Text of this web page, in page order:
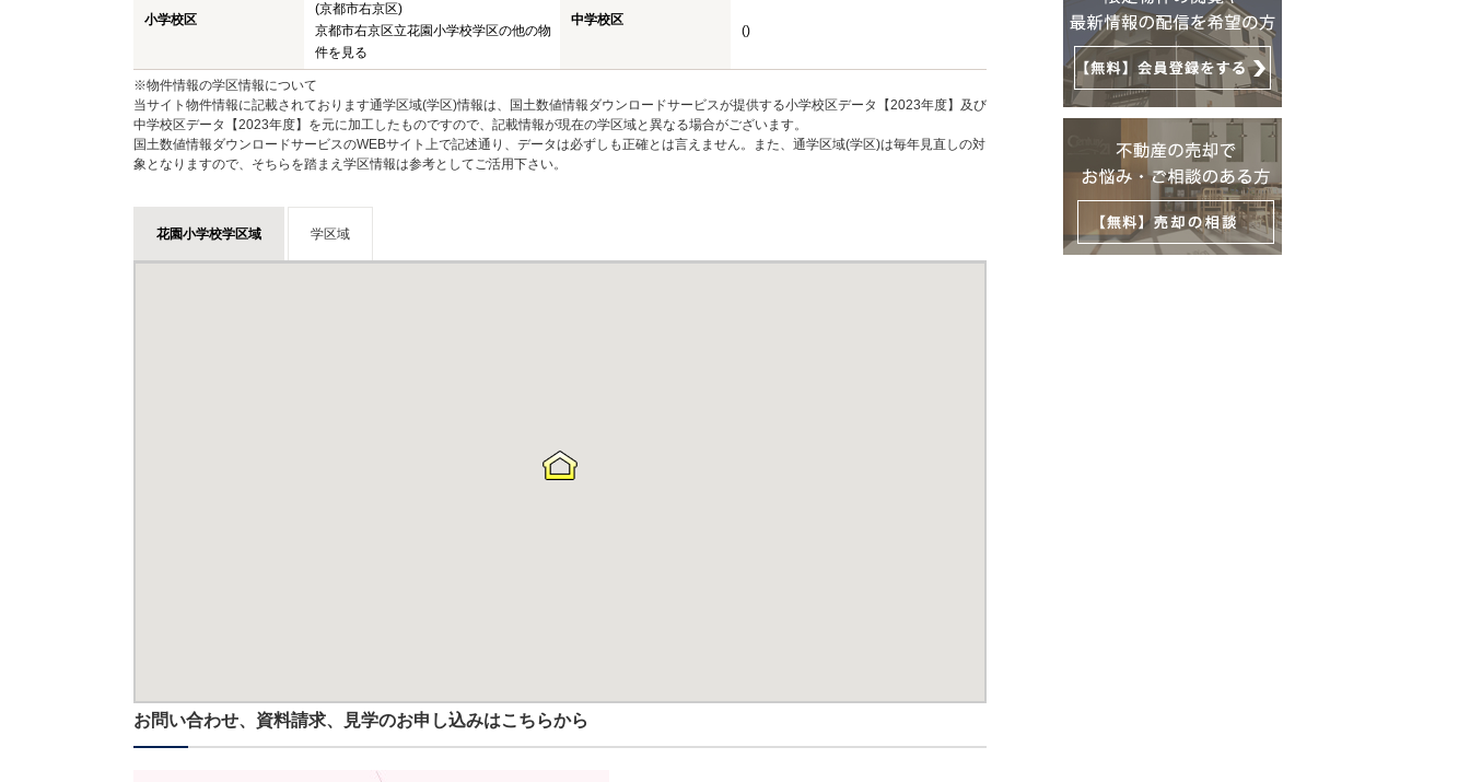
小学校区
(京都市右京区)
京都市右京区立花園小学校学区の他の物
件を見る
中学校区
()
※物件情報の学区情報について
当サイト物件情報に記載されております通学区域(学区)情報は、国土数値情報ダウンロードサービスが提供する小学校区データ【2023年度】及び
中学校区データ【2023年度】を元に加工したものですので、記載情報が現在の学区域と異なる場合がございます。
国土数値情報ダウンロードサービスのWEBサイト上で記述通り、データは必ずしも正確とは言えません。また、通学区域(学区)は毎年見直しの対
象となりますので、そちらを踏まえ学区情報は参考としてご活用下さい。
花園小学校学区域 学区域
お問い合わせ、資料請求、見学のお申し込みはこちらから